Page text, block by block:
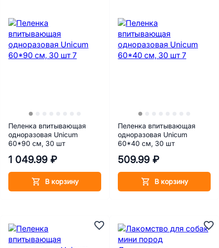
Пеленка впитывающая
одноразовая Unicum
60*90 см, 30 шт
1 049.99 ₽
В корзину
Пеленка впитывающая
одноразовая Unicum
60*40 см, 30 шт
509.99 ₽
В корзину